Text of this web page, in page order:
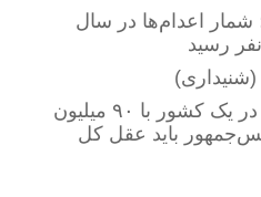
شمار اعدام‌ها در سال
پزشکیان (بخش2): چرا در یک کشور با ۹۰ میلیون
باید عقل کل